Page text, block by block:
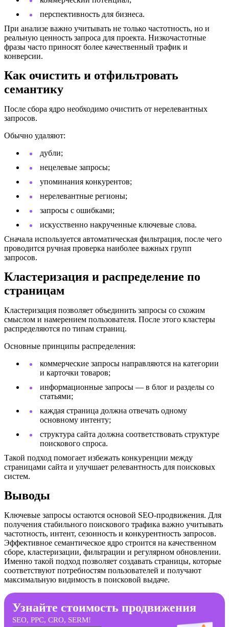
перспективность для бизнеса.
При анализе важно учитывать не только частотность, но и
реальную ценность запроса для проекта. Низкочастотные
фразы часто приносят более качественный трафик и
конверсии.
Как очистить и отфильтровать
семантику
После сбора ядро необходимо очистить от нерелевантных
запросов.
Обычно удаляют:
дубли;
нецелевые запросы;
упоминания конкурентов;
нерелевантные регионы;
запросы с ошибками;
искусственно накрученные ключевые слова.
Сначала используется автоматическая фильтрация, после чего
проводится ручная проверка наиболее важных групп
запросов.
Кластеризация и распределение по
страницам
Кластеризация позволяет объединить запросы со схожим
смыслом и намерением пользователя. После этого кластеры
распределяются по типам страниц.
Основные принципы распределения:
коммерческие запросы направляются на категории
и карточки товаров;
информационные запросы — в блог и разделы со
статьями;
каждая страница должна отвечать одному
основному интенту;
структура сайта должна соответствовать структуре
поискового спроса.
Такой подход помогает избежать конкуренции между
страницами сайта и улучшает релевантность для поисковых
систем.
Выводы
Ключевые запросы остаются основой SEO-продвижения. Для
получения стабильного поискового трафика важно учитывать
частотность, интент, сезонность и конкурентность запросов.
Эффективное семантическое ядро строится на качественном
сборе, кластеризации, фильтрации и регулярном обновлении.
Именно такой подход позволяет создавать страницы, которые
соответствуют потребностям пользователей и получают
максимальную видимость в поисковой выдаче.
Узнайте стоимость продвижения
SEO, PPC, CRO, SERM!